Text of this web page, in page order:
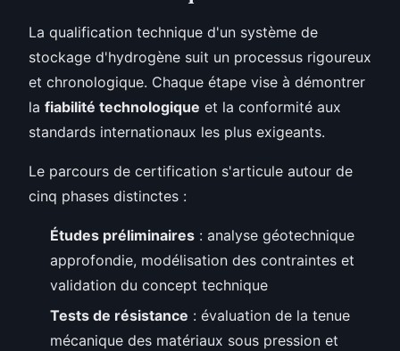
La qualification technique d'un système de
stockage d'hydrogène suit un processus rigoureux
et chronologique. Chaque étape vise à démontrer
la fiabilité technologique et la conformité aux
standards internationaux les plus exigeants.
Le parcours de certification s'articule autour de
cinq phases distinctes :
Études préliminaires : analyse géotechnique
approfondie, modélisation des contraintes et
validation du concept technique
Tests de résistance : évaluation de la tenue
mécanique des matériaux sous pression et